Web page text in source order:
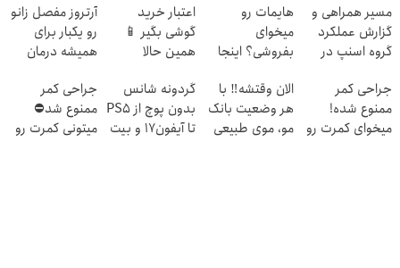
مسیر همراهی و
گزارش عملکرد
گروه اسنپ در
هایمات رو
میخوای
بفروشی؟ اینجا
کوتاه‌ترین زمان
ممکن بفروشش
اعتبار خرید
گوشی بگیر 📱
همین حالا
بده 🎯
آرتروز مفصل زانو
رو یکبار برای
همیشه درمان
◗پرسش‌نامه◖
جراحی کمر
ممنوع شده!
میخوای کمرت رو
الان وقتشه‼️ با
هر وضعیت بانک
مو، موی طبیعی
گردونه شانس
بدون پوچ از PS5
تا آیفون17 و بیت
جراحی کمر
ممنوع شد⛔
میتونی کمرت رو